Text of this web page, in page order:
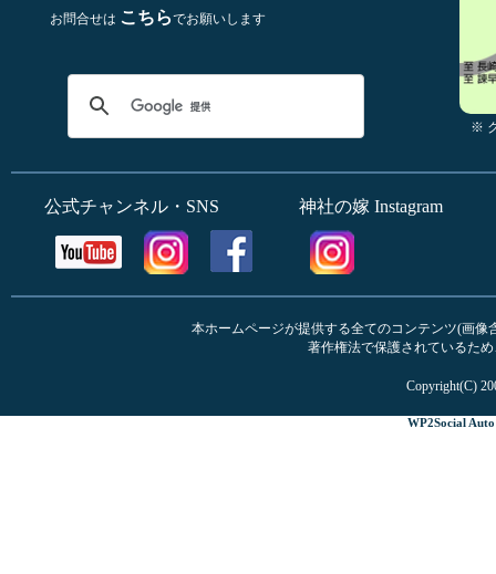
お問合せは こちらでお願いします
※
公式チャンネル・SNS 神社の嫁 Instagram
本ホームページが提供する全てのコンテンツ(画
著作権法で保護されているた
Copyright(C)
WP2Social